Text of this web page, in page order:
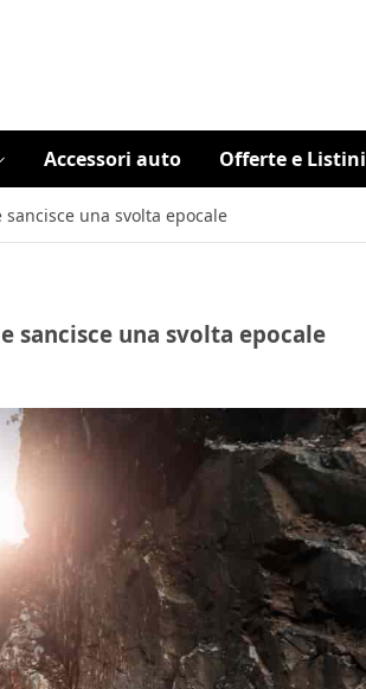
Accessori auto Offerte e Listini
una svolta epocale
sancisce una svolta epocale